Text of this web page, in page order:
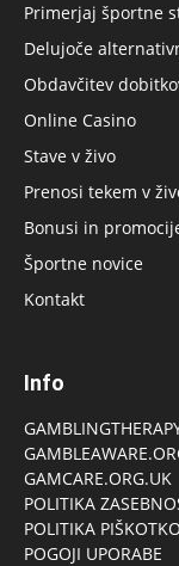
Primerjaj športne
Delujoče
Obdavčitev
Online Casino
Stave v živo
Prenosi tekem v
Bonusi in
Športne novice
Kontakt
Info
GAMCARE.ORG.UK
POLITIKA
POLITIKA
POGOJI UPORABE